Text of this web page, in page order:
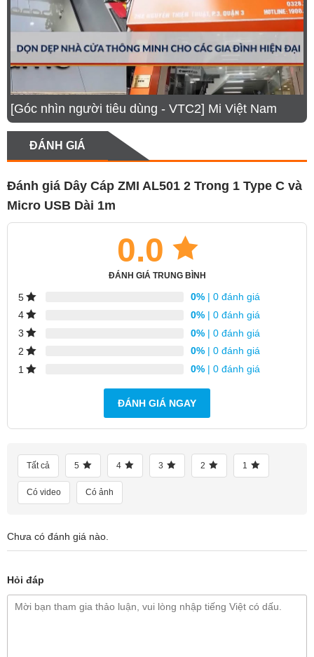
Dây Cáp Sạc Và Truyền Dữ Liệu
Nhanh Chóng
Dây Cáp ZMI AL501có đường truyền dòng điện
[Góc nhìn người tiêu dùng - VTC2] Mi Việt Nam
ĐÁNH GIÁ
Đánh giá Dây Cáp ZMI AL501 2 Trong 1 Type C và
Micro USB Dài 1m
0.0
ĐÁNH GIÁ TRUNG BÌNH
5 0% | 0 đánh giá
4
0% | 0 đánh giá
3
0% | 0 đánh giá
2
0% | 0 đánh giá
1
0% | 0 đánh giá
ĐÁNH GIÁ NGAY
Tất cả 5 4 3 2 1
Có video Có ảnh
Chưa có đánh giá nào.
Hỏi đáp